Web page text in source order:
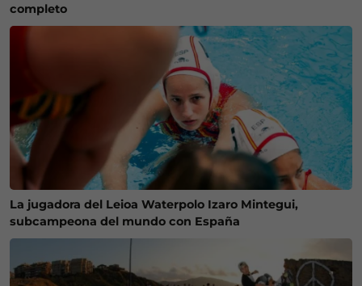
completo
La jugadora del Leioa Waterpolo Izaro Mintegui,
subcampeona del mundo con España